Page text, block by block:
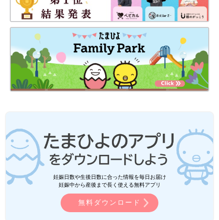
妊娠日数や生後日数に合った情報を毎日お届け
妊娠中から産後まで長く使える無料アプリ
無料ダウンロード